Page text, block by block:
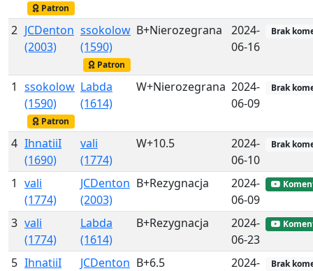
Patron
2 JCDenton
(2003)
ssokolow
(1590)
Patron
B+Nierozegrana
2024-
06-16
Brak
1 ssokolow
(1590)
Patron
Labda
(1614)
W+Nierozegrana 2024-
06-09
Brak
4 IhnatiiI
(1690)
vali
(1774)
W+10.5
2024-
06-10
Brak
1 vali
(1774)
JCDenton
(2003)
B+Rezygnacja
2024-
06-09
3 vali
(1774)
Labda
(1614)
B+Rezygnacja
2024-
06-23
5 IhnatiiI
JCDenton B+6.5
2024-
Brak